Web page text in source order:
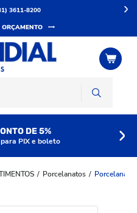
3611-8200
DE 5%
PIX e boleto
Porcelanatos Porcelanato